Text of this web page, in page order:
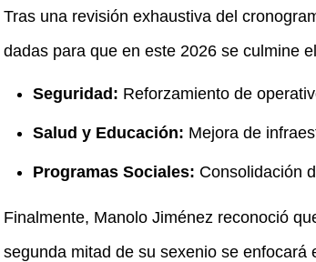
Tras una revisión exhaustiva del
dadas para que en este 2026 se culmine
Seguridad: Reforzamiento de
Salud y Educación: Mejora de
Programas Sociales: Consolidación
Finalmente, Manolo Jiménez reconoció
segunda mitad de su sexenio se enfocará